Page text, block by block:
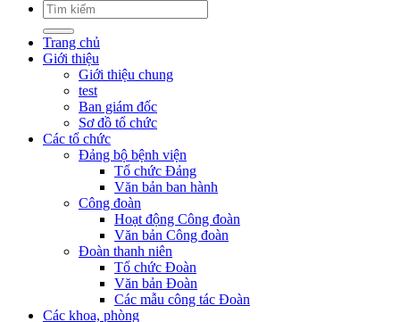
Trang chủ
Giới thiệu
Giới thiệu chung
test
Ban giám đốc
Sơ đồ tổ chức
Các tổ chức
Đảng bộ bệnh viện
Tổ chức Đảng
Văn bản ban hành
Công đoàn
Hoạt động Công đoàn
Văn bản Công đoàn
Đoàn thanh niên
Tổ chức Đoàn
Văn bản Đoàn
Các mẫu công tác Đoàn
Các khoa, phòng